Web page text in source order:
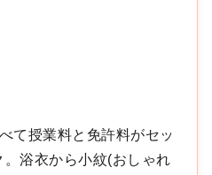
て授業料と免許料がセッ
。浴衣から小紋(おしゃれ